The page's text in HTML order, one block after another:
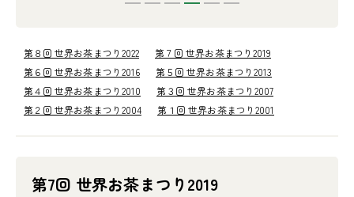
第８回 世界お茶まつり2022
第７回 世界お茶まつり2019
第６回 世界お茶まつり2016
第５回 世界お茶まつり2013
第４回 世界お茶まつり2010
第３回 世界お茶まつり2007
第２回 世界お茶まつり2004
第１回 世界お茶まつり2001
第7回 世界お茶まつり2019